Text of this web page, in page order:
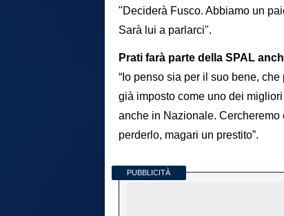
"Deciderà Fusco. Abbiamo un
Sarà lui a parlarci".
Prati farà parte della SPAL
“Io penso sia per il suo bene,
già imposto come uno dei
anche in Nazionale. Cercheremo
perderlo, magari un prestito”.
PUBBLICITÀ